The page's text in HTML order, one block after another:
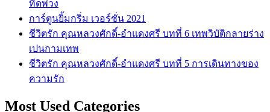
ทิดพ่วง
การ์ตูนยิ้มกริ่ม เวอร์ชั่น 2021
ชีวิตรัก คุณหลวงศักดิ์-อำแดงศรี บทที่ 6 เทพวิบัติกลายร่าง
เปนกามเทพ
ชีวิตรัก คุณหลวงศักดิ์-อำแดงศรี บทที่ 5 การเดินทางของ
ความรัก
Most Used Categories